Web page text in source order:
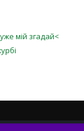
мій згадай<